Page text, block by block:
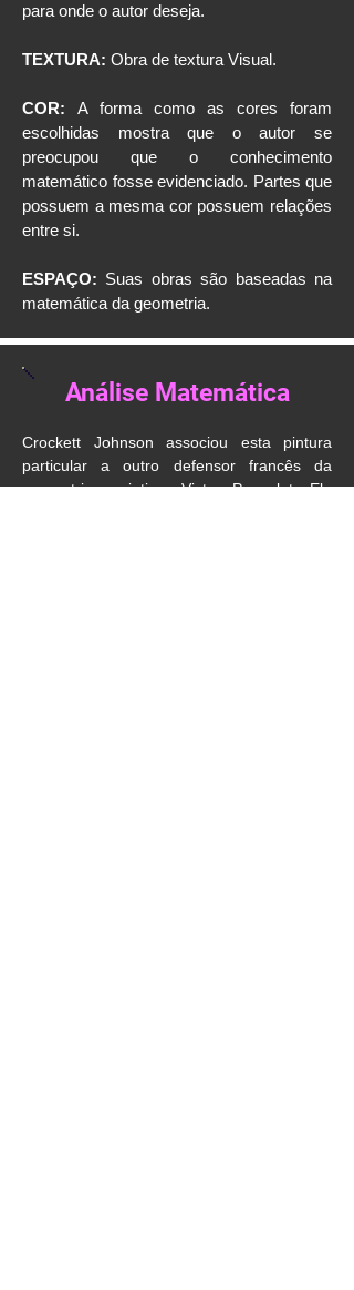
para onde o autor deseja.
TEXTURA: Obra de textura Visual.
COR: A forma como as cores foram
escolhidas mostra que o autor se
preocupou que o conhecimento
matemático fosse evidenciado. Partes que
possuem a mesma cor possuem relações
entre si.
ESPAÇO: Suas obras são baseadas na
matemática da geometria.
Análise Matemática
Crockett Johnson associou esta pintura
particular a outro defensor francês da
geometria projetiva, Victor Poncelet. Ele